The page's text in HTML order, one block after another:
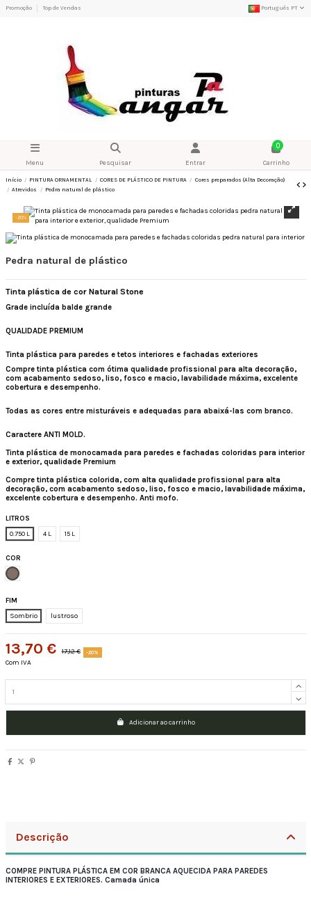
Promoção Top de Vendas Português PT
Menu Pesquisar Entrar
0
Carrinho
Início PINTURA ORNAMENTAL CORES DE PLÁSTICO DE PINTURA
Cores preparados (Alta Decoração)
Atrevidos
Pedra natural de plástico
-20%
Pedra natural de plástico
Tinta plástica de cor Natural Stone
Grade incluída balde grande
QUALIDADE PREMIUM
Tinta plástica para paredes e tetos interiores e fachadas exteriores
Compre tinta plástica com ótima qualidade profissional para alta decoração,
com acabamento sedoso, liso, fosco e macio, lavabilidade máxima, excelente
cobertura e desempenho.
Todas as cores entre misturáveis ​​e adequadas para abaixá-las com branco.
Caractere ANTI MOLD.
Tinta plástica de monocamada para paredes e fachadas coloridas para interior
e exterior, qualidade Premium
Compre tinta plástica colorida, com alta qualidade profissional para alta
decoração, com acabamento sedoso, liso, fosco e macio, lavabilidade máxima,
excelente cobertura e desempenho. Anti mofo.
LITROS
0.750 L
4 L 15 L
COR
Pedra natural
FIM
Sombrio
lustroso
13,70 € 17,12 € -20%
Com IVA
Adicionar ao carrinho
Descrição
COMPRE PINTURA PLÁSTICA EM COR BRANCA AQUECIDA PARA PAREDES
INTERIORES E EXTERIORES. Camada única